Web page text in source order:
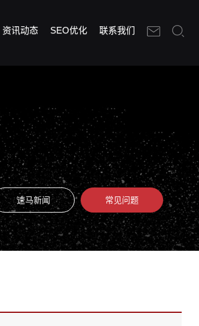
资讯动态 SEO优化 联系我们
速马新闻 常见问题